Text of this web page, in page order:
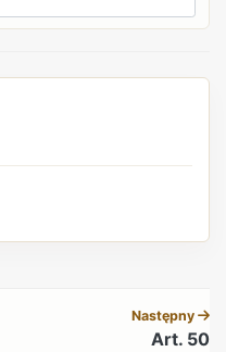
Następny
Art. 50